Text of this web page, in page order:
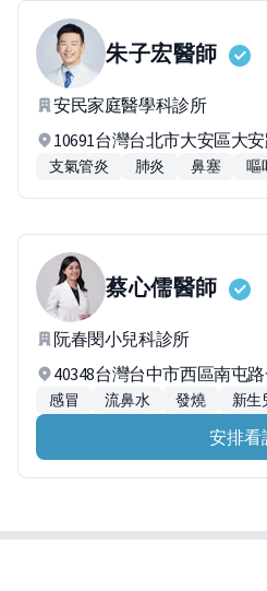
朱子宏醫師
安民家庭醫學科診所
10691台灣台北市大安區大
支氣管炎 肺炎 鼻塞 嘔
蔡心儒醫師
阮春閔小兒科診所
40348台灣台中市西區南屯
感冒 流鼻水 發燒 新生
安排看